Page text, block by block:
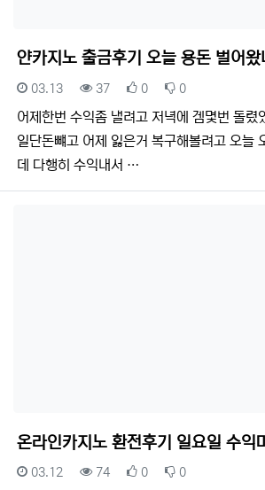
얀카지노 출금후기 오늘 용돈 벌어왔
등록일
03.13 조회
37 추천
0 비추천
0
어제한번 수익좀 낼려고 저녁에 겜몇번 돌렸
일단돈뺴고 어제 잃은거 복구해볼려고 오늘
데 다행히 수익내서 …
온라인카지노 환전후기 일요일 수익
등록일
03.12 조회
74 추천
0 비추천
0